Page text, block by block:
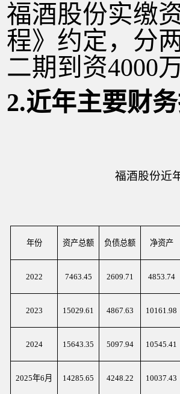
福酒股份实缴
程》约定，分
二期到资4000
2.近年主要财
福酒股份近
年份 资产总额 负债总额 净资产
2022 7463.45 2609.71 4853.74
2023 15029.61 4867.63 10161.98
2024 15643.35 5097.94 10545.41
2025年6月 14285.65 4248.22 10037.43